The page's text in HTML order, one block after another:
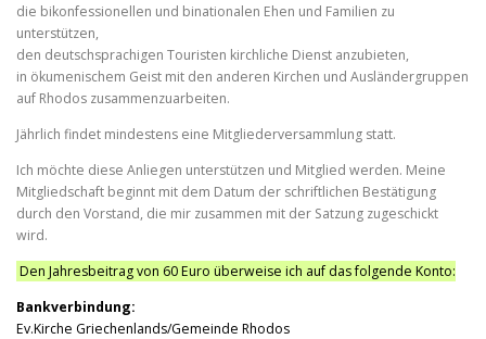
die bikonfessionellen und binationalen Ehen und Familien zu
unterstützen,
den deutschsprachigen Touristen kirchliche Dienst anzubieten,
in ökumenischem Geist mit den anderen Kirchen und Ausländergruppen
auf Rhodos zusammenzuarbeiten.
Jährlich findet mindestens eine Mitgliederversammlung statt.
Ich möchte diese Anliegen unterstützen und Mitglied werden. Meine
Mitgliedschaft beginnt mit dem Datum der schriftlichen Bestätigung
durch den Vorstand, die mir zusammen mit der Satzung zugeschickt
wird.
Den Jahresbeitrag von 60 Euro überweise ich auf das folgende Konto:
Bankverbindung:
Ev.Kirche Griechenlands/Gemeinde Rhodos